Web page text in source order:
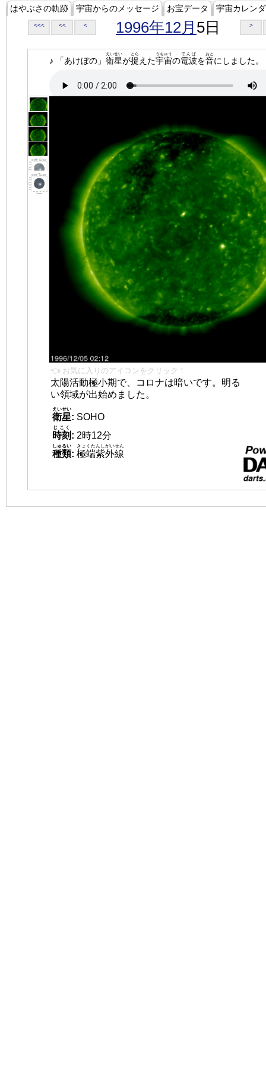
はやぶさの軌跡 宇宙からのメッセージ お宝データ 宇宙カレン
<<< << < 1996年12月 5日 >
♪ 「あけぼの」 衛星
えいせい
が捉
とら
えた宇宙
うちゅう
の電波
でんぱ
を音
おと
にしました。
👈 お気に入りのアイコンをクリック！
太陽活動極小期で、コロナは暗いです。明る
い領域が出始めました。
衛星
えいせい
: SOHO
時刻
じこく
: 2時12分
種類
しゅるい
: 極端紫外線
きょくたんしがいせん